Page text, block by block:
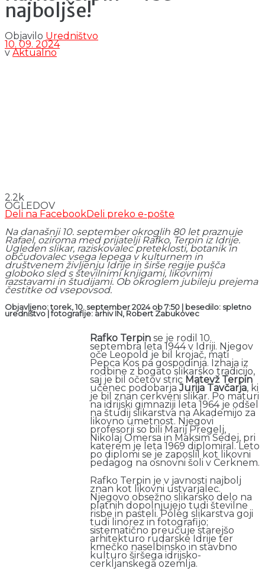
najboljše!
Objavilo Uredništvo
10. 09. 2024
v Aktualno
2.2k
OGLEDOV
Deli na FacebookDeli preko e-pošte
Na današnji 10. september okroglih 80 let praznuje
Rafael, oziroma med prijatelji Rafko, Terpin iz Idrije.
Ugleden slikar, raziskovalec preteklosti, botanik in
občudovalec vsega lepega v kulturnem in
društvenem življenju Idrije in širše regije pušča
globoko sled s številnimi knjigami, likovnimi
razstavami in študijami. Ob okroglem jubileju prejema
čestitke od vsepovsod.
Objavljeno: torek, 10. september 2024 ob 7:50 | besedilo: spletno
uredništvo | fotografije: arhiv IN, Robert Zabukovec
Rafko Terpin se je rodil 10.
septembra leta 1944 v Idriji. Njegov
oče Leopold je bil krojač, mati
Pepca Kos pa gospodinja. Izhaja iz
rodbine z bogato slikarsko tradicijo,
saj je bil očetov stric Matevž Terpin
učenec podobarjaJurija Tavčarja, ki
je bil znan cerkveni slikar. Po maturi
na idrijski gimnaziji leta 1964 je odšel
na študij slikarstva na Akademijo za
likovno umetnost. Njegovi
profesorji so bili Marij Pregelj,
Nikolaj Omersa in Maksim Sedej, pri
katerem je leta 1969 diplomiral. Leto
po diplomi se je zaposlil kot likovni
pedagog na osnovni šoli v Cerknem.
Rafko Terpin je v javnosti najbolj
znan kot likovni ustvarjalec.
Njegovo obsežno slikarsko delo na
platnih dopolnjujejo tudi številne
risbe in pasteli. Poleg slikarstva goji
tudi linorez in fotografijo;
sistematično preučuje starejšo
arhitekturo rudarske Idrije ter
kmečko naselbinsko in stavbno
kulturo širšega idrijsko-
cerkljanskega ozemlja.